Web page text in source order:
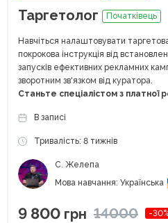
Таргетолог Початківець
Навчіться налаштовувати
покрокова інструкція від
запусків ефективних рекламних
зворотним зв'язком від куратора.
Станьте спеціалістом з платної
В записі
Тривалість: 8 тижнів
С. Желепа
Мова навчання: Українська
9 800 грн 14000 -